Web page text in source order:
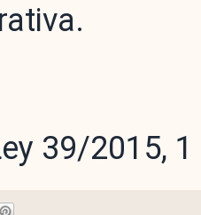
39/2015,